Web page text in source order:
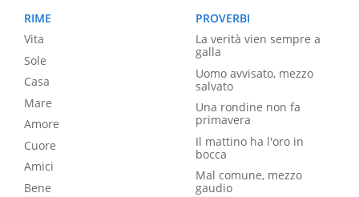
RIME
Vita
Sole
Casa
Mare
Amore
Cuore
Amici
Bene
PROVERBI
La verità vien sempre a
galla
Uomo avvisato, mezzo
salvato
Una rondine non fa
primavera
Il mattino ha l'oro in
bocca
Mal comune, mezzo
gaudio